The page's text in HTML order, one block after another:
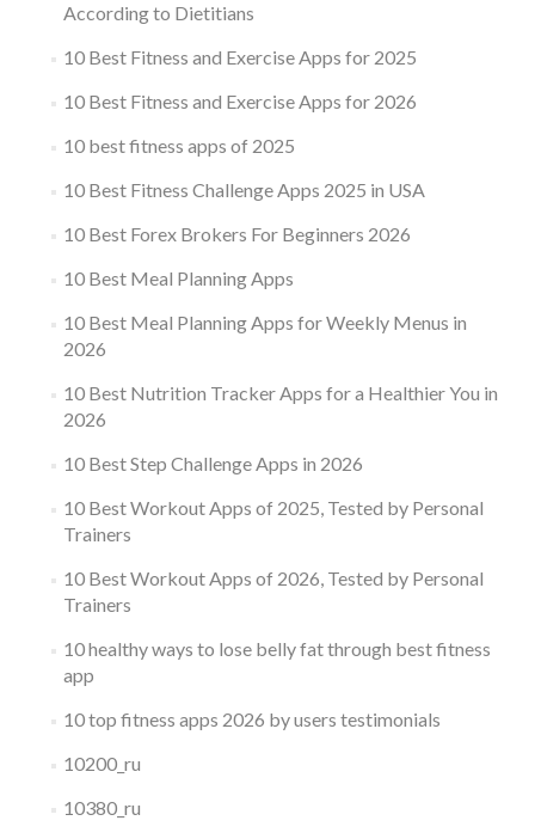
According to Dietitians
10 Best Fitness and Exercise Apps for 2025
10 Best Fitness and Exercise Apps for 2026
10 best fitness apps of 2025
10 Best Fitness Challenge Apps 2025 in USA
10 Best Forex Brokers For Beginners 2026
10 Best Meal Planning Apps
10 Best Meal Planning Apps for Weekly Menus in
2026
10 Best Nutrition Tracker Apps for a Healthier You in
2026
10 Best Step Challenge Apps in 2026
10 Best Workout Apps of 2025, Tested by Personal
Trainers
10 Best Workout Apps of 2026, Tested by Personal
Trainers
10 healthy ways to lose belly fat through best fitness
app
10 top fitness apps 2026 by users testimonials
10200_ru
10380_ru